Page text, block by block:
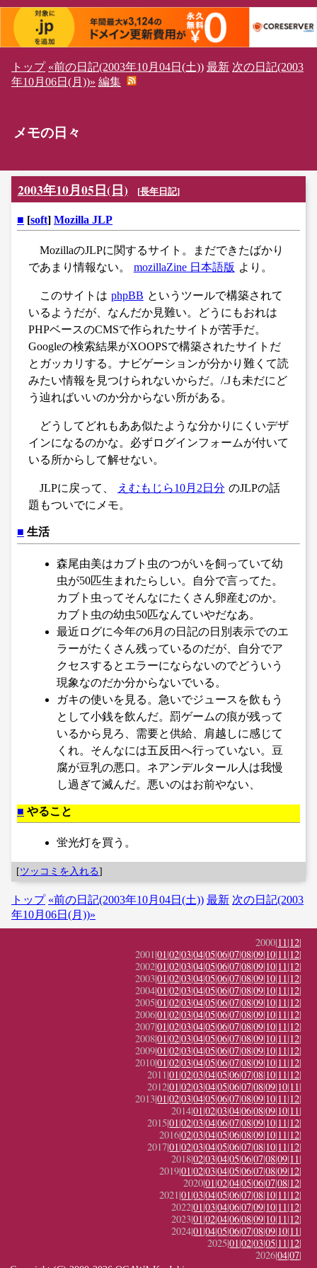
トップ «前の日記(2003年10月04日(土)) 最新 次の日記(2003
年10月06日(月))» 編集
メモの日々
2003年10月05日(日) [長年日記]
■ [soft] Mozilla JLP
MozillaのJLPに関するサイト。まだできたばかり
であまり情報ない。
mozillaZine 日本語版 より。
このサイトは phpBB というツールで構築されて
いるようだが、なんだか見難い。どうにもおれは
PHPベースのCMSで作られたサイトが苦手だ。
Googleの検索結果がXOOPSで構築されたサイトだ
とガッカリする。ナビゲーションが分かり難くて読
みたい情報を見つけられないからだ。/.Jも未だにど
う辿ればいいのか分からない所がある。
どうしてどれもああ似たような分かりにくいデザ
インになるのかな。必ずログインフォームが付いて
いる所からして解せない。
JLPに戻って、 えむもじら10月2日分 のJLPの話
題もついでにメモ。
■ 生活
森尾由美はカブト虫のつがいを飼っていて幼
虫が50匹生まれたらしい。自分で言ってた。
カブト虫ってそんなにたくさん卵産むのか。
カブト虫の幼虫50匹なんていやだなあ。
最近ログに今年の6月の日記の日別表示でのエ
ラーがたくさん残っているのだが、自分でア
クセスするとエラーにならないのでどういう
現象なのだか分からないでいる。
ガキの使いを見る。急いでジュースを飲もう
として小銭を飲んだ。罰ゲームの痕が残って
いるから見ろ、需要と供給、肩越しに感じて
くれ。そんなには五反田へ行っていない。豆
腐が豆乳の悪口。ネアンデルタール人は我慢
し過ぎて滅んだ。悪いのはお前やない、
■ やること
蛍光灯を買う。
[ツッコミを入れる]
トップ «前の日記(2003年10月04日(土)) 最新 次の日記(2003
年10月06日(月))»
2000|11|12|
2001|01|02|03|04|05|06|07|08|09|10|11|12|
2002|01|02|03|04|05|06|07|08|09|10|11|12|
2003|01|02|03|04|05|06|07|08|09|10|11|12|
2004|01|02|03|04|05|06|07|08|09|10|11|12|
2005|01|02|03|04|05|06|07|08|09|10|11|12|
2006|01|02|03|04|05|06|07|08|09|10|11|12|
2007|01|02|03|04|05|06|07|08|09|10|11|12|
2008|01|02|03|04|05|06|07|08|09|10|11|12|
2009|01|02|03|04|05|06|07|08|09|10|11|12|
2010|01|02|03|04|05|06|07|08|09|10|11|12|
2011|01|02|03|04|05|06|07|08|10|11|12|
2012|01|02|03|04|05|06|07|08|09|10|11|
2013|01|02|03|04|05|06|07|08|09|10|11|12|
2014|01|02|03|04|06|08|09|10|11|
2015|01|02|03|04|06|07|08|09|10|11|12|
2016|02|03|04|05|06|08|09|10|11|12|
2017|01|02|03|04|05|06|07|08|10|11|12|
2018|02|03|04|05|06|07|08|09|11|
2019|01|02|03|04|05|06|07|08|09|12|
2020|01|02|04|05|06|07|08|12|
2021|01|03|04|05|06|07|08|10|11|12|
2022|01|03|04|06|07|09|10|11|12|
2023|01|02|04|06|08|09|10|11|12|
2024|01|04|05|06|07|08|09|10|11|
2025|01|02|03|05|11|12|
2026|04|07|